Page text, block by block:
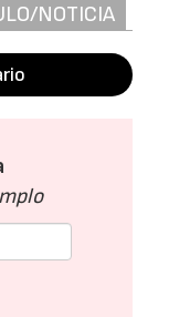
NOTICIA